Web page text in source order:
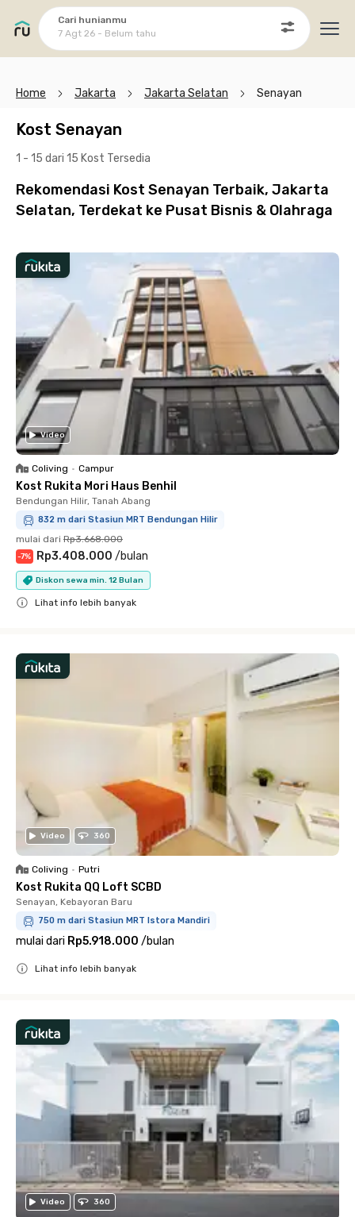
Cari hunianmu
7 Agt 26 - Belum tahu
Home Jakarta Jakarta Selatan Senayan
Kost Senayan
1 - 15 dari 15 Kost Tersedia
Rekomendasi Kost Senayan Terbaik, Jakarta
Selatan, Terdekat ke Pusat Bisnis & Olahraga
Video
Coliving • Campur
Kost Rukita Mori Haus Benhil
Bendungan Hilir, Tanah Abang
832 m dari Stasiun MRT Bendungan Hilir
mulai dari Rp3.668.000
-7% Rp3.408.000 /bulan
Diskon sewa min. 12 Bulan
Lihat info lebih banyak
Video 360
Coliving • Putri
Kost Rukita QQ Loft SCBD
Senayan, Kebayoran Baru
750 m dari Stasiun MRT Istora Mandiri
mulai dari Rp5.918.000 /bulan
Lihat info lebih banyak
Video 360